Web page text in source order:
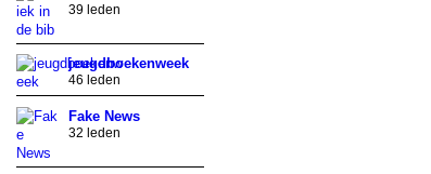
39 leden
jeugdboekenweek
46 leden
Fake News
32 leden